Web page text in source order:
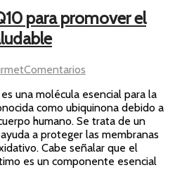
para promover el
Comentarios
poder
de
la
CoQ10
para
promover
una molécula esencial para la
como ubiquinona debido a
humano. Se trata de un
a proteger las membranas
Cabe señalar que el
es un componente esencial